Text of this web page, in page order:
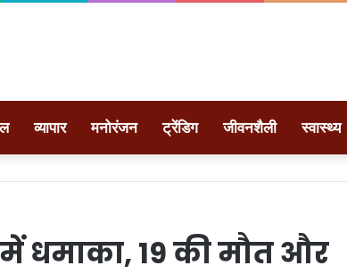
व्यापार मनोरंजन ट्रेंडिग जीवनशैली स्वास्थ्य
धमाका, 19 की मौत और